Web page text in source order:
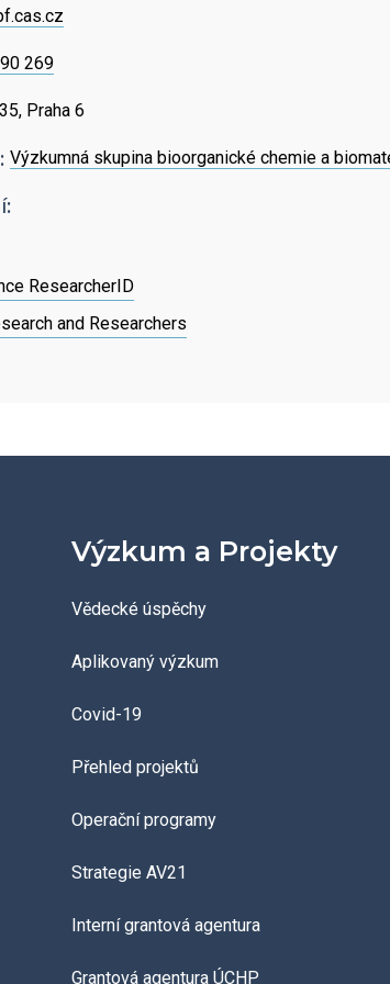
o
269
Praha 6
Výzkumná skupina bioorganické chemie a
ResearcherID
and Researchers
Výzkum a Projekty
Vědecké úspěchy
Aplikovaný výzkum
Covid-19
Přehled projektů
Operační programy
Strategie AV21
Interní grantová agentura
Grantová agentura ÚCHP